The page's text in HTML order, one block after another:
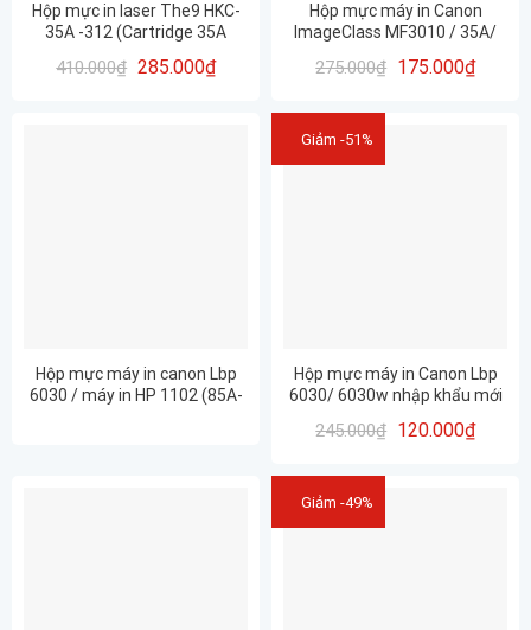
Hộp mực in laser The9 HKC-
35A -312 (Cartridge 35A
410.000₫ 285.000₫
Hộp mực máy in Canon
ImageClass MF3010 / 35A/
– CHÍNH HÃNG PROSPECT
275.000₫ 175.000₫
Hộp mực máy in canon Lbp
6030 / máy in HP 1102 (85A-
Giảm -51%
Hộp mực máy in Canon Lbp
6030/ 6030w nhập khẩu mới
245.000₫ 120.000₫
Giảm -49%